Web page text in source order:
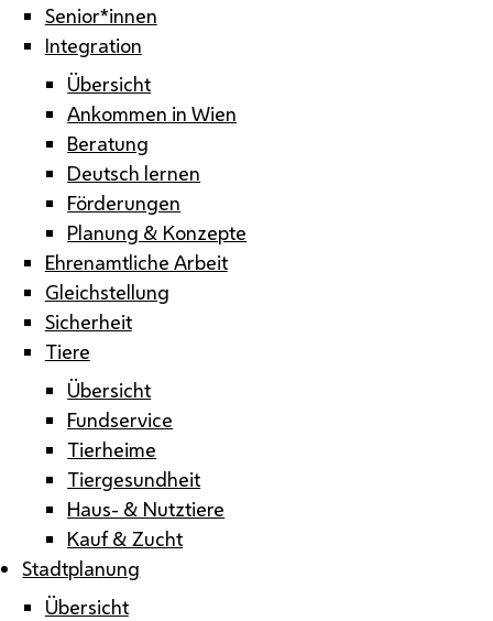
Senior*innen
Integration
Übersicht
Ankommen in Wien
Beratung
Deutsch lernen
Förderungen
Planung & Konzepte
Ehrenamtliche Arbeit
Gleichstellung
Sicherheit
Tiere
Übersicht
Fundservice
Tierheime
Tiergesundheit
Haus- & Nutztiere
Kauf & Zucht
Stadtplanung
Übersicht